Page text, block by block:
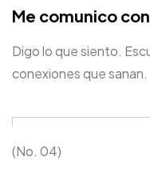
Me comunico
Digo lo que siento.
conexiones que sanan.
(No. 04)